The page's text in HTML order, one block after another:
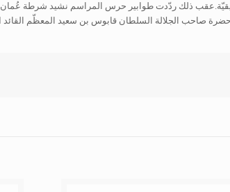
ذلك ردّدت طوابير حرس المراسم نشيد شرطة عُمان
حضرة صاحب الجلالة السلطان قابوس بن سعيد المعظّم